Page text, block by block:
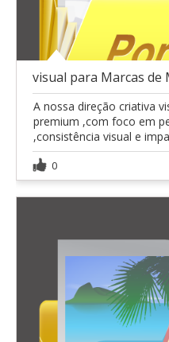
A nossa direção criativa
premium ,com foco em
,consistência visual e
0